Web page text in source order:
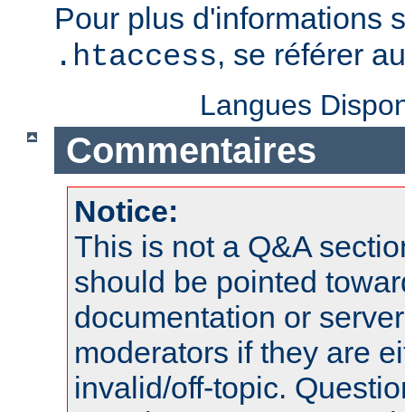
Pour plus d'informations
.htaccess, se référer
Langues
Commentaires
Notice:
This is not a Q&A
should be pointed
documentation or
moderators if they are
invalid/off-topic.